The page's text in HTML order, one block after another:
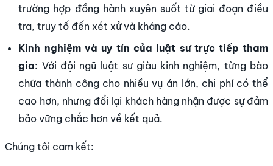
trường hợp đồng hành xuyên suốt từ giai đoạn điều
tra, truy tố đến xét xử và kháng cáo.
Kinh nghiệm và uy tín của luật sư trực tiếp tham
gia: Với đội ngũ luật sư giàu kinh nghiệm, từng bào
chữa thành công cho nhiều vụ án lớn, chi phí có thể
cao hơn, nhưng đổi lại khách hàng nhận được sự đảm
bảo vững chắc hơn về kết quả.
Chúng tôi cam kết: